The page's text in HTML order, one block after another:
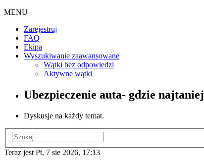
MENU
Zarejestruj
FAQ
Ekipa
Wyszukiwanie zaawansowane
Wątki bez odpowiedzi
Aktywne wątki
Ubezpieczenie auta- gdzie najtaniej
Dyskusje na każdy temat.
Teraz jest Pt, 7 sie 2026, 17:13